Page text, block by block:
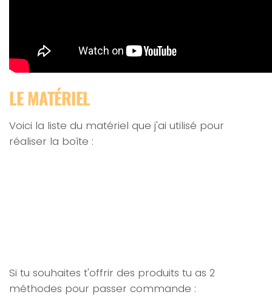
LE MATÉRIEL
Voici la liste du matériel que j'ai utilisé pour
réaliser la boîte :
Si tu souhaites t'offrir des produits tu as 2
méthodes pour passer commande :